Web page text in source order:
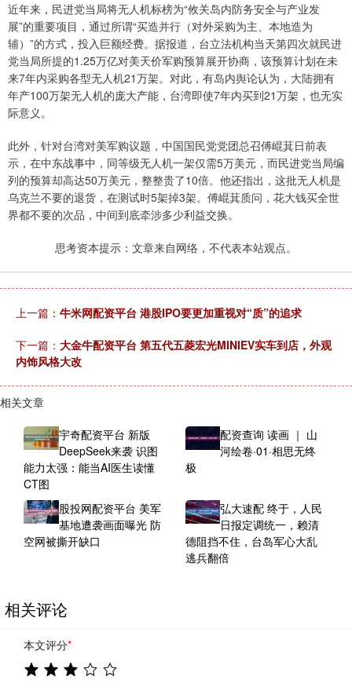
近年来，民进党当局将无人机标榜为“攸关岛内防务安全与产业发
展”的重要项目，通过所谓“买造并行（对外采购为主、本地造为
辅）”的方式，投入巨额经费。据报道，台立法机构当天第四次就民进
党当局所提的1.25万亿对美天价军购预算展开协商，该预算计划在未
来7年内采购各型无人机21万架。对此，有岛内舆论认为，大陆拥有
年产100万架无人机的庞大产能，台湾即使7年内买到21万架，也无实
际意义。
此外，针对台湾对美军购议题，中国国民党党团总召傅崐萁日前表
示，在中东战事中，同等级无人机一架仅需5万美元，而民进党当局编
列的预算却高达50万美元，整整贵了10倍。他还指出，这批无人机是
乌克兰不要的退货，在测试时5架掉3架。傅崐萁质问，花大钱买全世
界都不要的次品，中间到底牵涉多少利益交换。
思考资本提示：文章来自网络，不代表本站观点。
上一篇： 牛米网配资平台 港股IPO要更加重视对“质”的追求
下一篇： 大金牛配资平台 第五代五菱宏光MINIEV实车到店，外观
内饰风格大改
相关文章
宇奇配资平台 新版
DeepSeek来袭 识图
能力太强：能当AI医生读懂
CT图
配资查询 读画 ｜ 山
河绘卷·01·相思无终
极
股投网配资平台 美军
基地遭袭画面曝光 防
空网被撕开缺口
弘大速配 终于，人民
日报定调统一，赖清
德阻挡不住，台岛军心大乱
逃兵翻倍
相关评论
本文评分*